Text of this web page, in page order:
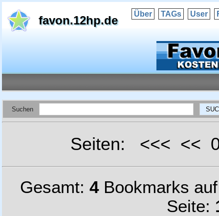
favon.12hp.de Über TAGs User
Suchen
Seiten: <<< <<
Gesamt: 4Bookmarks
Seite: